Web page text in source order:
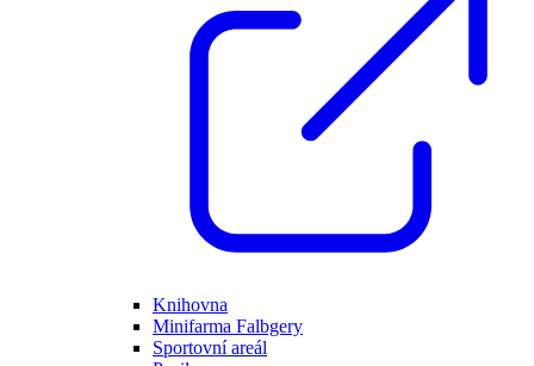
Knihovna
Minifarma Falbgery
Sportovní areál